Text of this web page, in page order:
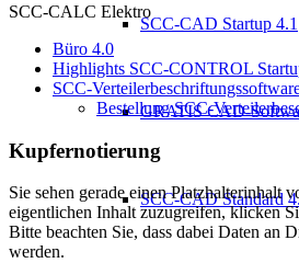
SCC-CAD Startup 4.1
GRATIS CAD-
SCC-CAD Standard
SCC-CALC Elektro
Büro 4.0
Highlights SCC-CONTROL
SCC-
Bestellung SCC-
Kupfernotierung
Sie sehen gerade einen Platzhalterinhalt
eigentlichen Inhalt zuzugreifen, klicken
Bitte beachten Sie, dass dabei Daten an
werden.